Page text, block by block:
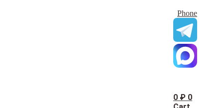
Phone
0 ₽ 0